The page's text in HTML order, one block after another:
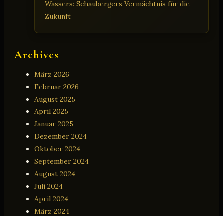
Wassers: Schaubergers Vermächtnis für die
Zukunft
Archives
März 2026
Februar 2026
August 2025
April 2025
Januar 2025
Dezember 2024
Oktober 2024
September 2024
August 2024
Juli 2024
April 2024
März 2024